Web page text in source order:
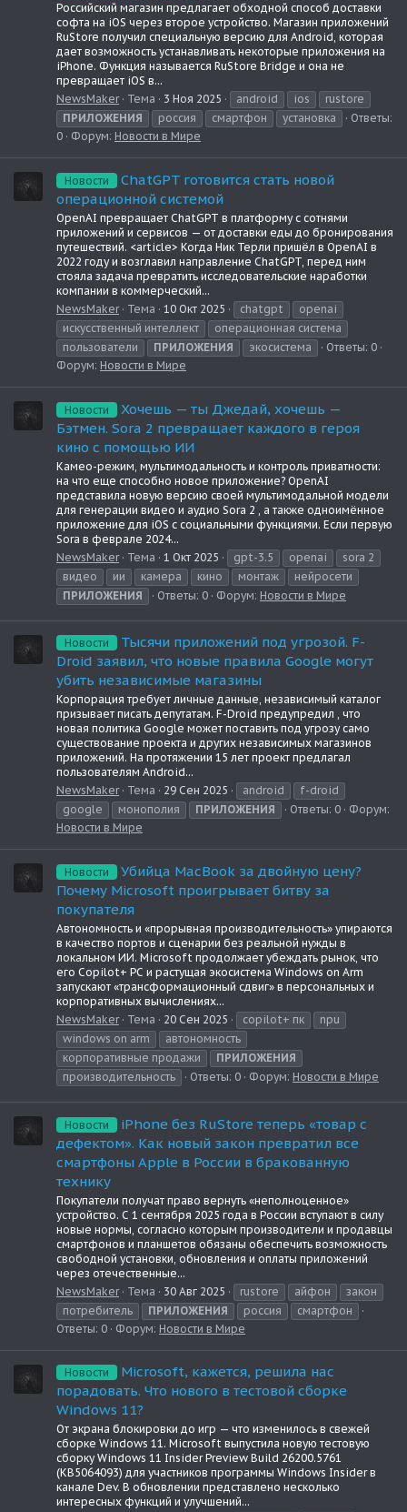
Российский магазин предлагает обходной способ доставки
софта на iOS через второе устройство. Магазин приложений
RuStore получил специальную версию для Android, которая
дает возможность устанавливать некоторые приложения на
iPhone. Функция называется RuStore Bridge и она не
превращает iOS в...
NewsMaker
Тема 3 Ноя 2025 android ios
rustore
ПРИЛОЖЕНИЯ
россия смартфон установка
Ответы:
0
Форум: Новости в Мире
Новости
ChatGPT готовится стать новой
операционной системой
OpenAI превращает ChatGPT в платформу с сотнями
приложений и сервисов — от доставки еды до бронирования
путешествий. <article> Когда Ник Терли пришёл в OpenAI в
2022 году и возглавил направление ChatGPT, перед ним
стояла задача превратить исследовательские наработки
компании в коммерческий...
NewsMaker
Тема 10 Окт 2025 chatgpt
openai
искусственный интеллект
операционная система
пользователи
ПРИЛОЖЕНИЯ экосистема
Ответы: 0
Форум: Новости в Мире
Новости
Хочешь — ты Джедай, хочешь —
Бэтмен. Sora 2 превращает каждого в героя
кино с помощью ИИ
Камео-режим, мультимодальность и контроль приватности:
на что еще способно новое приложение? OpenAI
представила новую версию своей мультимодальной модели
для генерации видео и аудио Sora 2 , а также одноимённое
приложение для iOS с социальными функциями. Если первую
Sora в феврале 2024...
NewsMaker
Тема 1 Окт 2025 gpt-3.5 openai
sora 2
видео
ии камера кино монтаж
нейросети
ПРИЛОЖЕНИЯ
Ответы: 0 Форум: Новости в Мире
Новости
Тысячи приложений под угрозой. F-
Droid заявил, что новые правила Google могут
убить независимые магазины
Корпорация требует личные данные, независимый каталог
призывает писать депутатам. F-Droid предупредил , что
новая политика Google может поставить под угрозу само
существование проекта и других независимых магазинов
приложений. На протяжении 15 лет проект предлагал
пользователям Android...
NewsMaker
Тема 29 Сен 2025 android
f-droid
google
монополия ПРИЛОЖЕНИЯ Ответы: 0
Форум:
Новости в Мире
Новости
Убийца MacBook за двойную цену?
Почему Microsoft проигрывает битву за
покупателя
Автономность и «прорывная производительность» упираются
в качество портов и сценарии без реальной нужды в
локальном ИИ. Microsoft продолжает убеждать рынок, что
его Copilot+ PC и растущая экосистема Windows on Arm
запускают «трансформационный сдвиг» в персональных и
корпоративных вычислениях...
NewsMaker
Тема 20 Сен 2025 copilot+ пк
npu
windows on arm
автономность
корпоративные продажи
ПРИЛОЖЕНИЯ
производительность
Ответы: 0 Форум: Новости в Мире
Новости
iPhone без RuStore теперь «товар с
дефектом». Как новый закон превратил все
смартфоны Apple в России в бракованную
технику
Покупатели получат право вернуть «неполноценное»
устройство. С 1 сентября 2025 года в России вступают в силу
новые нормы, согласно которым производители и продавцы
смартфонов и планшетов обязаны обеспечить возможность
свободной установки, обновления и оплаты приложений
через отечественные...
NewsMaker
Тема 30 Авг 2025 rustore айфон
закон
потребитель
ПРИЛОЖЕНИЯ россия
смартфон
Ответы: 0
Форум: Новости в Мире
Новости
Microsoft, кажется, решила нас
порадовать. Что нового в тестовой сборке
Windows 11?
От экрана блокировки до игр — что изменилось в свежей
сборке Windows 11. Microsoft выпустила новую тестовую
сборку Windows 11 Insider Preview Build 26200.5761
(KB5064093) для участников программы Windows Insider в
канале Dev. В обновлении представлено несколько
интересных функций и улучшений...